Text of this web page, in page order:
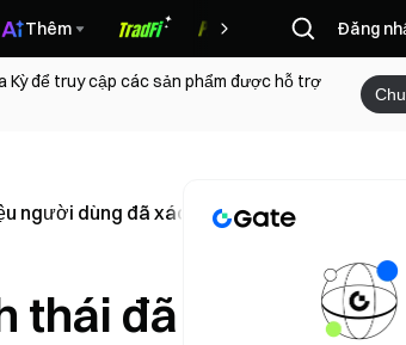
Thêm Đăng
Kỳ để truy cập các sản phẩm được hỗ trợ
người dùng đã xác minh danh tính
thái đã